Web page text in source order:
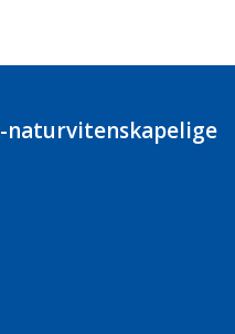
naturvitenskapelige